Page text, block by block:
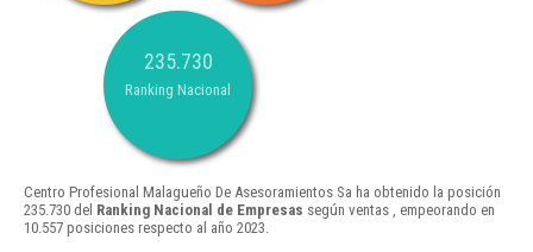
235.730
Ranking Nacional
Centro Profesional Malagueño De Asesoramientos Sa ha obtenido la posición
235.730 del Ranking Nacional de Empresas según ventas , empeorando en
10.557 posiciones respecto al año 2023.